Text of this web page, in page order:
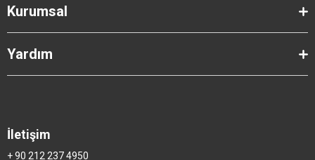
Kurumsal
Yardım
İletişim
+ 90 212 237 4950